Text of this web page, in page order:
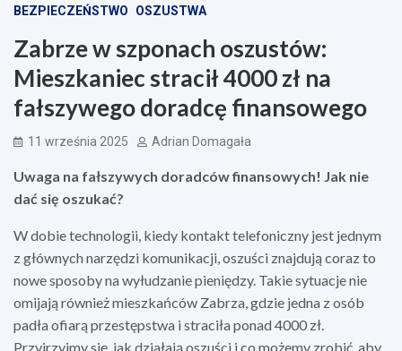
BEZPIECZEŃSTWO OSZUSTWA
Zabrze w szponach oszustów:
Mieszkaniec stracił 4000 zł na
fałszywego doradcę finansowego
11 września 2025 Adrian Domagała
Uwaga na fałszywych doradców finansowych! Jak nie
dać się oszukać?
W dobie technologii, kiedy kontakt telefoniczny jest jednym
z głównych narzędzi komunikacji, oszuści znajdują coraz to
nowe sposoby na wyłudzanie pieniędzy. Takie sytuacje nie
omijają również mieszkańców Zabrza, gdzie jedna z osób
padła ofiarą przestępstwa i straciła ponad 4000 zł.
Przyjrzyjmy się, jak działają oszuści i co możemy zrobić, aby